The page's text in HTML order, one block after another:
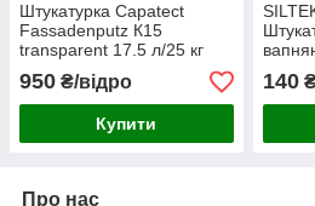
Штукатурка Capatect
Fassadenputz К15
transparent 17.5 л/25 кг
950 ₴/відро
Купити
140
Про нас